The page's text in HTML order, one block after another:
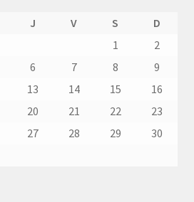
J V S
D
1
2
6 7 8
9
13 14 15
16
20 21 22
23
27 28 29
30